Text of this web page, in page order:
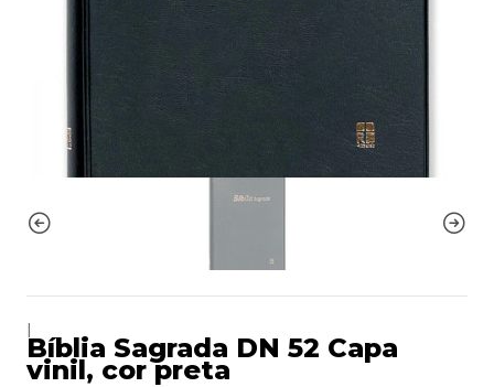
Bíblia Sagrada DN 52 Capa
vinil, cor preta